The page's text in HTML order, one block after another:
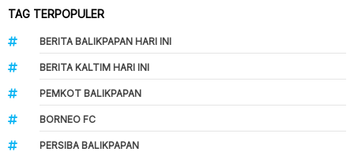
TAG TERPOPULER
BERITA BALIKPAPAN HARI INI
BERITA KALTIM HARI INI
PEMKOT BALIKPAPAN
BORNEO FC
PERSIBA BALIKPAPAN